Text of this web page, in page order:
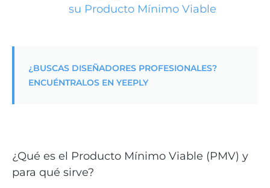
su Producto Mínimo Viable
¿BUSCAS DISEÑADORES PROFESIONALES?
ENCUÉNTRALOS EN YEEPLY
¿Qué es el Producto Mínimo Viable (PMV) y
para qué sirve?